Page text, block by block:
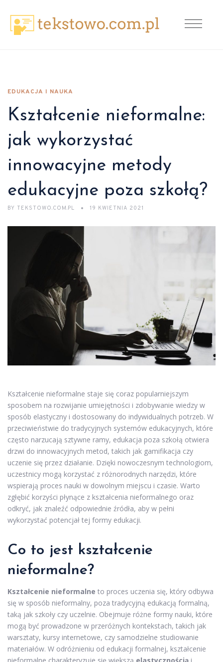
EDUKACJA I NAUKA
Kształcenie nieformalne:
jak wykorzystać
innowacyjne metody
edukacyjne poza szkołą?
BY TEKSTOWO.COM.PL 19 KWIETNIA 2021
Kształcenie nieformalne staje się coraz popularniejszym
sposobem na rozwijanie umiejętności i zdobywanie wiedzy w
sposób elastyczny i dostosowany do indywidualnych potrzeb. W
przeciwieństwie do tradycyjnych systemów edukacyjnych, które
często narzucają sztywne ramy, edukacja poza szkołą otwiera
drzwi do innowacyjnych metod, takich jak gamifikacja czy
uczenie się przez działanie. Dzięki nowoczesnym technologiom,
uczestnicy mogą korzystać z różnorodnych narzędzi, które
wspierają proces nauki w dowolnym miejscu i czasie. Warto
zgłębić korzyści płynące z kształcenia nieformalnego oraz
odkryć, jak znaleźć odpowiednie źródła, aby w pełni
wykorzystać potencjał tej formy edukacji.
Co to jest kształcenie
nieformalne?
Kształcenie nieformalne to proces uczenia się, który odbywa
się w sposób nieformalny, poza tradycyjną edukacją formalną,
taką jak szkoły czy uczelnie. Obejmuje różne formy nauki, które
mogą być prowadzone w przeróżnych kontekstach, takich jak
warsztaty, kursy internetowe, czy samodzielne studiowanie
materiałów. W odróżnieniu od edukacji formalnej, kształcenie
nieformalne charakteryzuje się większą elastycznością i